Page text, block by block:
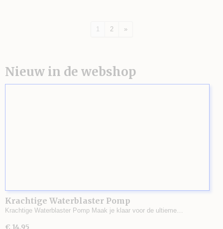
1 2 »
Nieuw in de webshop
Krachtige Waterblaster Pomp
Krachtige Waterblaster Pomp Maak je klaar voor de ultieme…
€ 14,95